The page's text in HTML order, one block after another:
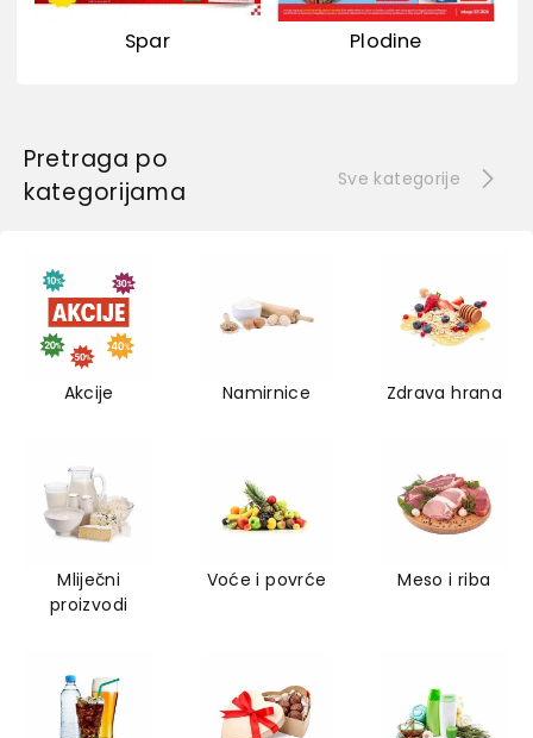
Spar Plodine
Pretraga po
kategorijama
Sve kategorije
Akcije Namirnice Zdrava hrana
Mliječni
proizvodi
Voće i povrće Meso i riba